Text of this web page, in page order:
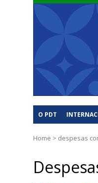
O PDT
Home > despesas